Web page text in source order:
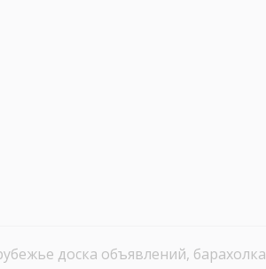
доска объявлений, барахолка